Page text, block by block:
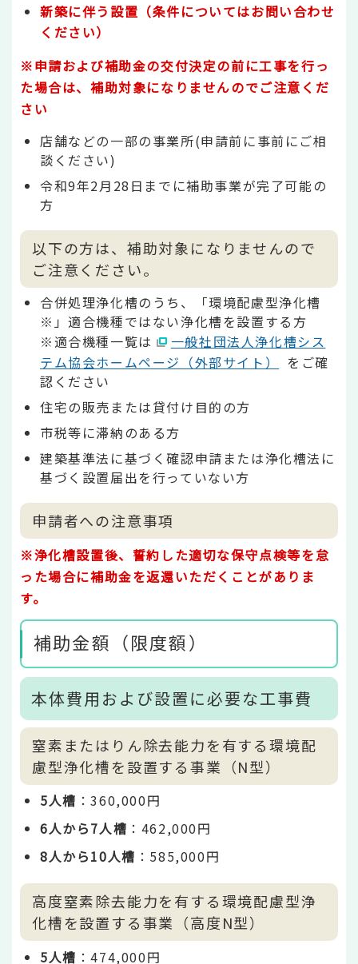
新築に伴う設置（条件についてはお問い合わせ
ください）
※申請および補助金の交付決定の前に工事を行っ
た場合は、補助対象になりませんのでご注意くだ
さい
店舗などの一部の事業所(申請前に事前にご相
談ください)
令和9年2月28日までに補助事業が完了可能の
方
以下の方は、補助対象になりませんので
ご注意ください。
合併処理浄化槽のうち、「環境配慮型浄化槽
※」適合機種ではない浄化槽を設置する方
※適合機種一覧は
一般社団法人浄化槽シス
テム協会ホームページ（外部サイト）
をご確
認ください
住宅の販売または貸付け目的の方
市税等に滞納のある方
建築基準法に基づく確認申請または浄化槽法に
基づく設置届出を行っていない方
申請者への注意事項
※浄化槽設置後、誓約した適切な保守点検等を怠
った場合に補助金を返還いただくことがありま
す。
補助金額（限度額）
本体費用および設置に必要な工事費
窒素またはりん除去能力を有する環境配
慮型浄化槽を設置する事業（N型）
5人槽 ：360,000円
6人から7人槽 ：462,000円
8人から10人槽 ：585,000円
高度窒素除去能力を有する環境配慮型浄
化槽を設置する事業（高度N型）
5人槽 ：474,000円